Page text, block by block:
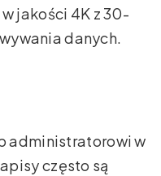
jakości 4K z 30-
danych.
administratorowi w
często są